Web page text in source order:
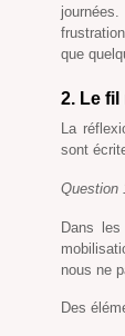
que
2. Le fil
La
sont
Question
Dans les
nous ne
Des